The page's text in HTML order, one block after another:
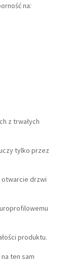
na:
z trwałych
tylko przez
otwarcie drzwi
produktu.
ten sam